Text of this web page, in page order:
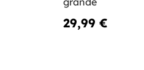
29,99 €